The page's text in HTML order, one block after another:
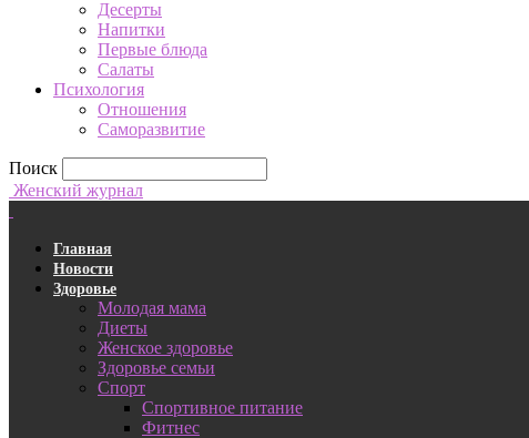
Десерты
Напитки
Первые блюда
Салаты
Психология
Отношения
Саморазвитие
Поиск
Женский журнал
Главная
Новости
Здоровье
Молодая мама
Диеты
Женское здоровье
Здоровье семьи
Спорт
Спортивное питание
Фитнес